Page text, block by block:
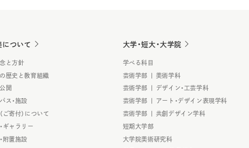
について
と方針
歴史と教育組織
開
ス・施設
ご寄付）について
ギャラリー
附置施設
大学・短大・大学院
学べる科目
芸術学部 | 美術学科
芸術学部 | デザイン・工芸学科
芸術学部 | アート・デザイン表現学科
芸術学部 | 共創デザイン学科
短期大学部
大学院美術研究科